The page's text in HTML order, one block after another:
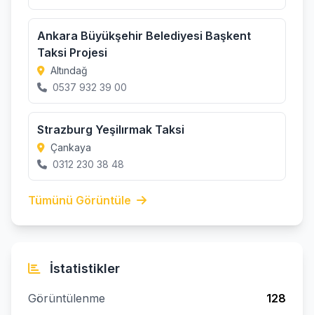
Ankara Büyükşehir Belediyesi Başkent
Taksi Projesi
Altındağ
0537 932 39 00
Strazburg Yeşilırmak Taksi
Çankaya
0312 230 38 48
Tümünü Görüntüle
İstatistikler
Görüntülenme
128